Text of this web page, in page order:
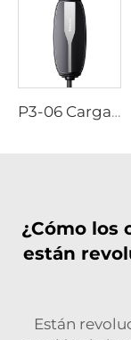
P3-06 Cargador Portátil EV
¿Cómo los
están
Están